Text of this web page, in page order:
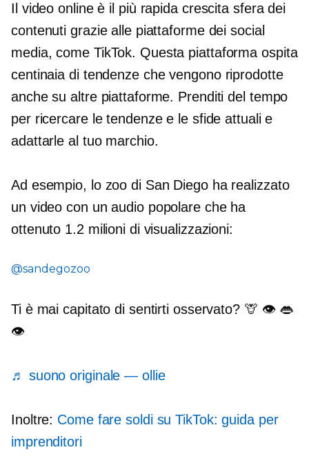
Il video online è il più rapida crescitasfera dei
contenuti grazie alle piattaforme dei social
media, come TikTok. Questa piattaforma ospita
centinaia di tendenze che vengono riprodotte
anche su altre piattaforme. Prenditi del tempo
per ricercare le tendenze e le sfide attuali e
adattarle al tuo marchio.
Ad esempio, lo zoo di San Diego ha realizzato
un video con un audio popolare che ha
ottenuto 1.2 milioni di visualizzazioni:
@sandegozoo
Ti è mai capitato di sentirti osservato? 🦒 👁 👄
👁
♬ suono originale — ollie
Inoltre: Come fare soldi su TikTok: guida per
imprenditori